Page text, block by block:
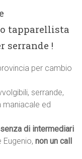
tapparellista
serrande !
per cambio
serrande,
maniacale ed
di intermediari
Eugenio,non un call